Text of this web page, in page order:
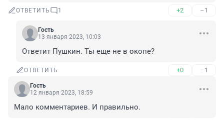
ОТВЕТИТЬ 1 +2 –1
Гость
13 января 2023, 10:03
Ответит Пушкин. Ты еще не в окопе?
ОТВЕТИТЬ +0 –1
Гость
12 января 2023, 18:59
Мало комментариев. И правильно.